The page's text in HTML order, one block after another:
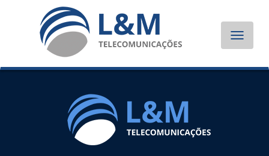
Toggle